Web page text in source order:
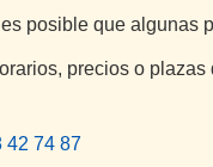
posible que
precios o
42 74 87